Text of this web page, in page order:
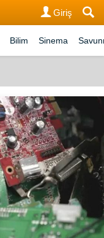
Giriş
Bilim Sinema